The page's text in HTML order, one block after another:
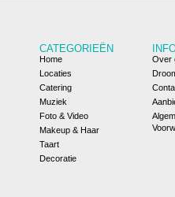
CATEGORIEËN
Home
Locaties
Catering
Muziek
Foto & Video
Makeup & Haar
Taart
Decoratie
Over